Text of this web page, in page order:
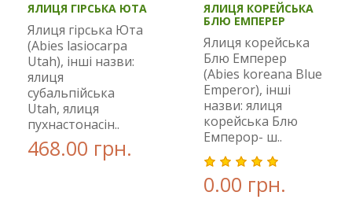
ЯЛИЦЯ ГІРСЬКА ЮТА
Ялиця гірська Юта
(Abies lasiocarpa
Utah), інші назви:
ялиця
субальпійська
Utah, ялиця
пухнастонасін..
468.00 грн.
ЯЛИЦЯ КОРЕЙСЬКА
БЛЮ ЕМПЕРЕР
Ялиця корейська
Блю Емперер
(Abies koreana Blue
Emperor), інші
назви: ялиця
корейська Блю
Емперор- ш..
0.00 грн.